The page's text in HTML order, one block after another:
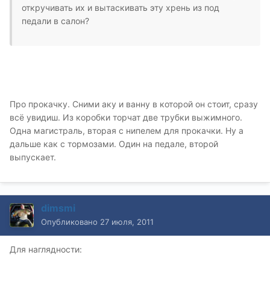
откручивать их и вытаскивать эту хрень из под
педали в салон?
Про прокачку. Сними аку и ванну в которой он стоит, сразу
всё увидиш. Из коробки торчат две трубки выжимного.
Одна магистраль, вторая с нипелем для прокачки. Ну а
дальше как с тормозами. Один на педале, второй
выпускает.
dimsmi
Опубликовано 27 июля, 2011
Для наглядности: